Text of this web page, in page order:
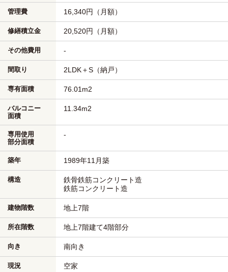
管理費 16,340円（月額）
修繕積立金 20,520円（月額）
その他費用 -
間取り 2LDK＋S（納戸）
専有面積 76.01m2
バルコニー
面積
11.34m2
専用使用
部分面積
-
築年 1989年11月築
構造
鉄骨鉄筋コンクリート造
鉄筋コンクリート造
建物階数 地上7階
所在階数 地上7階建て4階部分
向き 南向き
現況 空家